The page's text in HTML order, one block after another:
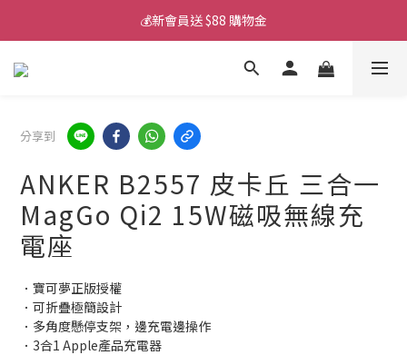
💰新會員送 $88 購物金
💰新會員送 $88 購物金
📱iPhone 17 充電挑選懶人包
💰新會員送 $88 購物金
分享到
ANKER B2557 皮卡丘 三合一
MagGo Qi2 15W磁吸無線充
電座
．寶可夢正版授權
．可折疊極簡設計
．多角度懸停支架，邊充電邊操作
．3合1 Apple產品充電器